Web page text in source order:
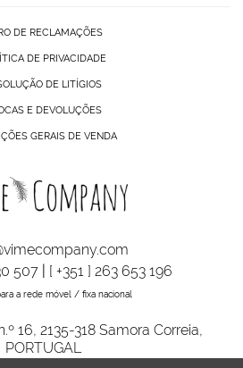
DE RECLAMAÇÕES
DE PRIVACIDADE
DE LITÍGIOS
E DEVOLUÇÕES
GERAIS DE VENDA
507| [ +351 ] 263 653 196
a rede móvel / fixa nacional
16, 2135-318 Samora Correia,
PORTUGAL